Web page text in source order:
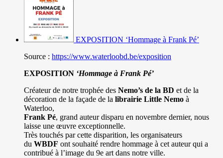
EXPOSITION ‘Hommage à Frank Pé’
Source : https://www.waterloobd.be/exposition
EXPOSITION ‘Hommage à Frank Pé’
Créateur de notre trophée des Nemo’s de la BD et de la
décoration de la façade de la librairie Little Nemo à
Waterloo,
Frank Pé, grand auteur disparu en novembre dernier, nous
laisse une œuvre exceptionnelle.
Très touchés par cette disparition, les organisateurs
du WBDF ont souhaité rendre hommage à cet auteur qui a
contribué à l’image du 9e art dans notre ville.